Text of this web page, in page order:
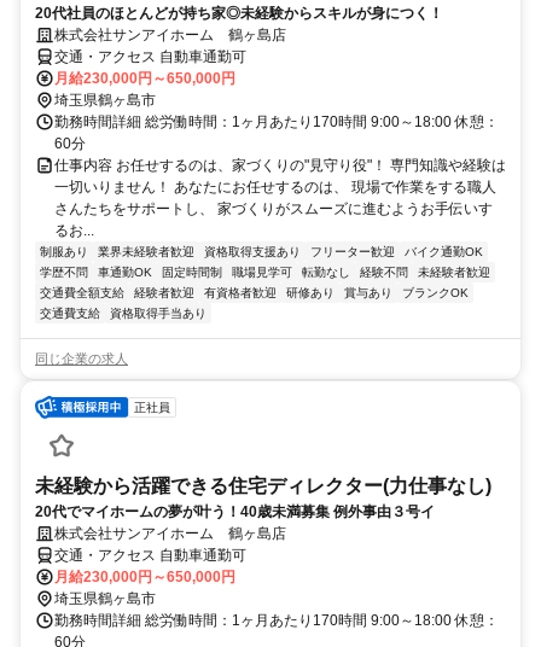
20代社員のほとんどが持ち家◎未経験からスキルが身につく！
株式会社サンアイホーム 鶴ヶ島店
交通・アクセス 自動車通勤可
月給230,000円～650,000円
埼玉県鶴ヶ島市
勤務時間詳細 総労働時間：1ヶ月あたり170時間 9:00～18:00 休憩：
60分
仕事内容 お任せするのは、家づくりの"見守り役"！ 専門知識や経験は
一切いりません！ あなたにお任せするのは、 現場で作業をする職人
さんたちをサポートし、 家づくりがスムーズに進むようお手伝いす
るお...
制服あり 業界未経験者歓迎 資格取得支援あり フリーター歓迎
バイク通勤OK
学歴不問
車通勤OK 固定時間制 職場見学可 転勤なし 経験不問
未経験者歓迎
交通費全額支給
経験者歓迎 有資格者歓迎 研修あり 賞与あり
ブランクOK
交通費支給
資格取得手当あり
同じ企業の求人
正社員
未経験から活躍できる住宅ディレクター(力仕事なし)
20代でマイホームの夢が叶う！40歳未満募集 例外事由３号イ
株式会社サンアイホーム 鶴ヶ島店
交通・アクセス 自動車通勤可
月給230,000円～650,000円
埼玉県鶴ヶ島市
勤務時間詳細 総労働時間：1ヶ月あたり170時間 9:00～18:00 休憩：
60分